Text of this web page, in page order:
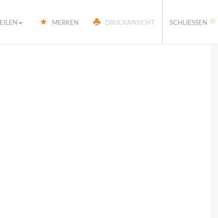
MERKEN DRUCKANSICHT �
SCHLIESSEN